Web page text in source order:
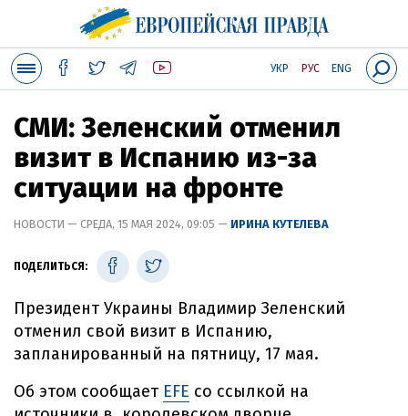
УКР РУС ENG
СМИ: Зеленский отменил
визит в Испанию из-за
ситуации на фронте
НОВОСТИ — СРЕДА, 15 МАЯ 2024, 09:05 — ИРИНА КУТЕЛЕВА
ПОДЕЛИТЬСЯ:
Президент Украины Владимир Зеленский
отменил свой визит в Испанию,
запланированный на пятницу, 17 мая.
Об этом сообщает EFE со ссылкой на